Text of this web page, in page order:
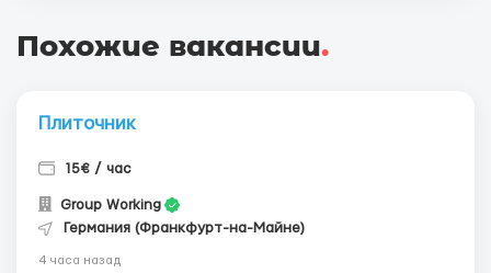
Похожие вакансии.
Плиточник
15€ / час
Group Working
Германия (Франкфурт-на-Майне)
4 часа назад